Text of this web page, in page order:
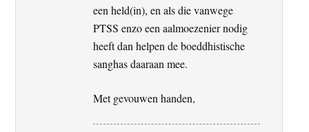
een held(in), en als die vanwege
PTSS enzo een aalmoezenier nodig
heeft dan helpen de boeddhistische
sanghas daaraan mee.
Met gevouwen handen,